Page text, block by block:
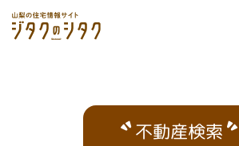
不動産検索